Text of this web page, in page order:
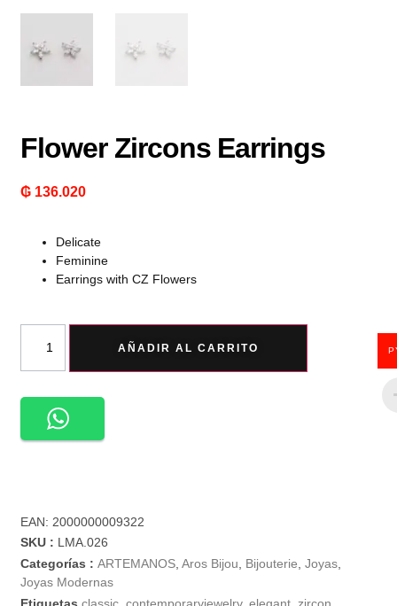
Flower Zircons Earrings
₲ 136.020
Delicate
Feminine
Earrings with CZ Flowers
AÑADIR AL CARRITO
EAN:2000000009322
SKU : LMA.026
Categorías :ARTEMANOS ,Aros Bijou Bijouterie ,Joyas
Joyas Modernas
Etiquetas classic ,contemporaryjewelry,elegant ,zircon